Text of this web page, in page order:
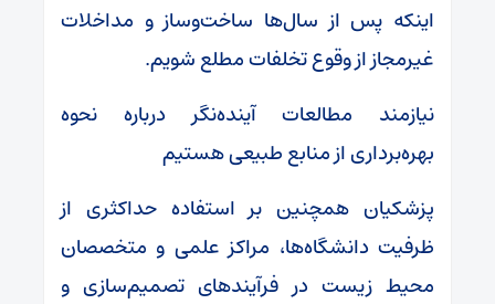
اینکه پس از سال‌ها ساخت‌وساز و مداخلات
غیرمجاز از وقوع تخلفات مطلع شویم.
نیازمند مطالعات آینده‌نگر درباره نحوه
بهره‌برداری از منابع طبیعی هستیم
پزشکیان همچنین بر استفاده حداکثری از
ظرفیت دانشگاه‌ها، مراکز علمی و متخصصان
محیط زیست در فرآیندهای تصمیم‌سازی و